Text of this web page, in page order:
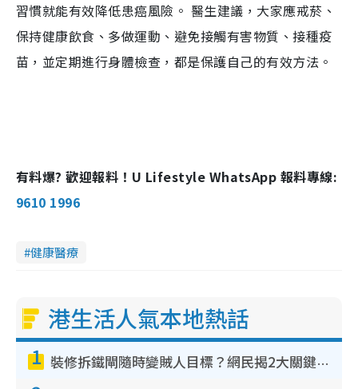
習慣就能有效降低患癌風險。 醫生建議，大家應戒菸、
保持健康飲食、多做運動、避免接觸有害物質、接種疫
苗，並定期進行身體檢查，都是保護自己的有效方法。
有料爆? 歡迎報料！U Lifestyle WhatsApp 報料專線:
9610 1996
健康醫療
港生活人氣本地熱話
1 裝修拆鐵閘隨時變賊人目標？網民揭2大關鍵用途：裝新式等於白裝？附新舊鐵閘分別